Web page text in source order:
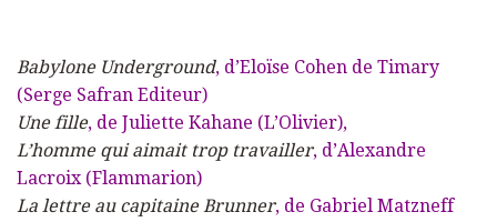
Babylone Underground, d’Eloïse Cohen de Timary
(Serge Safran Editeur)
Une fille, de Juliette Kahane (L’Olivier),
L’homme qui aimait trop travailler, d’Alexandre
Lacroix (Flammarion)
La lettre au capitaine Brunner, de Gabriel Matzneff